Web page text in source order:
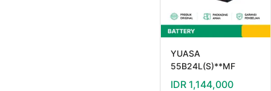
YUASA
55B24L(S)**MF
IDR 1,144,000